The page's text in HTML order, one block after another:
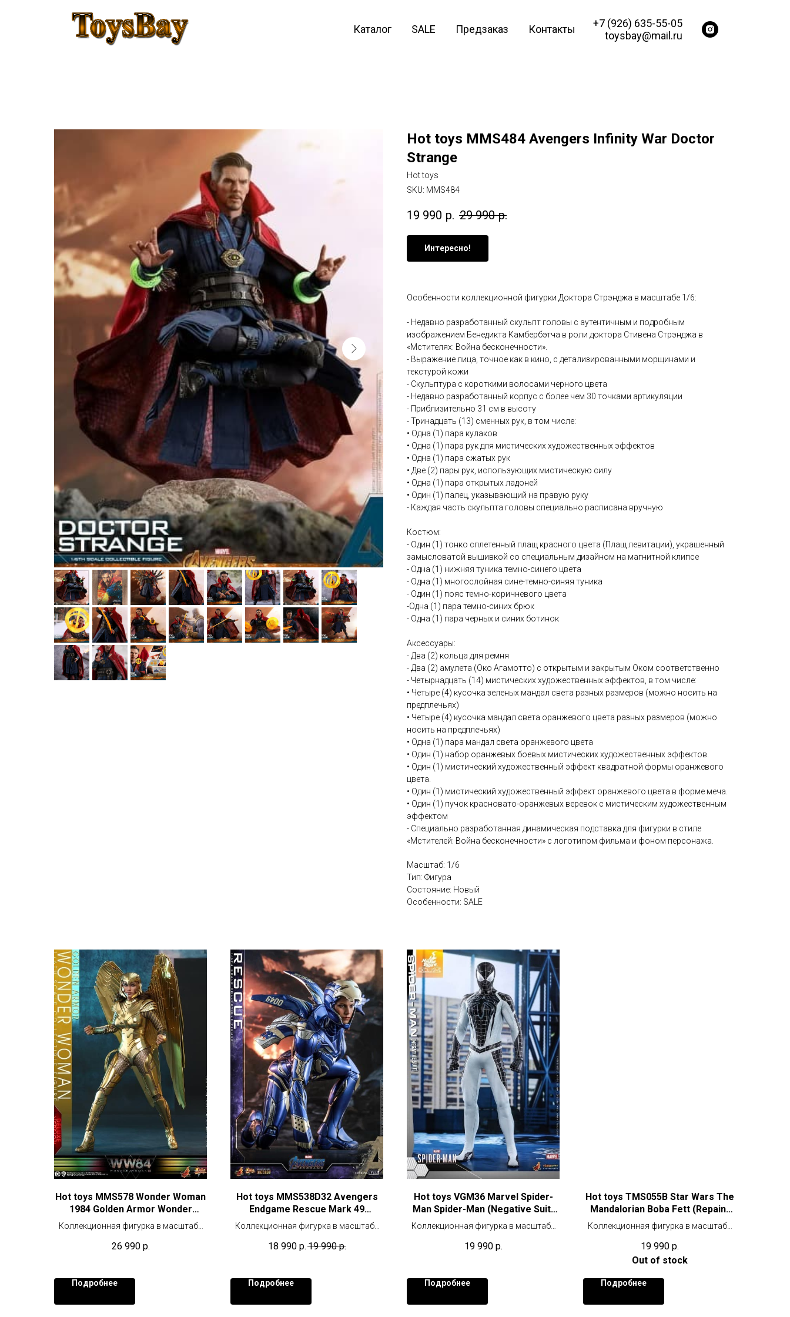
Каталог SALE Предзаказ Контакты
+7 (926) 635-55-05
toysbay@mail.ru
Hot toys MMS484 Avengers Infinity War Doctor
Strange
Hot toys
SKU: MMS484
19 990 р. 29 990 р.
Интересно!
Особенности коллекционной фигурки Доктора Стрэнджа в масштабе 1/6:
- Недавно разработанный скульпт головы с аутентичным и подробным
изображением Бенедикта Камбербэтча в роли доктора Стивена Стрэнджа в
«Мстителях: Война бесконечности».
- Выражение лица, точное как в кино, с детализированными морщинами и
текстурой кожи
- Скульптура с короткими волосами черного цвета
- Недавно разработанный корпус с более чем 30 точками артикуляции
- Приблизительно 31 см в высоту
- Тринадцать (13) сменных рук, в том числе:
• Одна (1) пара кулаков
• Одна (1) пара рук для мистических художественных эффектов
• Одна (1) пара сжатых рук
• Две (2) пары рук, использующих мистическую силу
• Одна (1) пара открытых ладоней
• Один (1) палец, указывающий на правую руку
- Каждая часть скульпта головы специально расписана вручную
Костюм:
- Один (1) тонко сплетенный плащ красного цвета (Плащ левитации), украшенный
замысловатой вышивкой со специальным дизайном на магнитной клипсе
- Одна (1) нижняя туника темно-синего цвета
- Одна (1) многослойная сине-темно-синяя туника
- Один (1) пояс темно-коричневого цвета
-Одна (1) пара темно-синих брюк
- Одна (1) пара черных и синих ботинок
Аксессуары:
- Два (2) кольца для ремня
- Два (2) амулета (Око Агамотто) с открытым и закрытым Оком соответственно
- Четырнадцать (14) мистических художественных эффектов, в том числе:
• Четыре (4) кусочка зеленых мандал света разных размеров (можно носить на
предплечьях)
• Четыре (4) кусочка мандал света оранжевого цвета разных размеров (можно
носить на предплечьях)
• Одна (1) пара мандал света оранжевого цвета
• Один (1) набор оранжевых боевых мистических художественных эффектов.
• Один (1) мистический художественный эффект квадратной формы оранжевого
цвета.
• Один (1) мистический художественный эффект оранжевого цвета в форме меча.
• Один (1) пучок красновато-оранжевых веревок с мистическим художественным
эффектом
- Специально разработанная динамическая подставка для фигурки в стиле
«Мстителей: Война бесконечности» с логотипом фильма и фоном персонажа.
Масштаб: 1/6
Тип: Фигура
Состояние: Новый
Особенности: SALE
Hot toys MMS578 Wonder Woman
1984 Golden Armor Wonder
Woman (Deluxe Version)
Коллекционная фигурка в масштабе
26 990 р.
Подробнее
Hot toys MMS538D32 Avengers
Endgame Rescue Mark 49
(Pepper Potts) Diecast
Коллекционная фигурка в масштабе
18 990 р.19 990 р.
Подробнее
Hot toys VGM36 Marvel Spider-
Man Spider-Man (Negative Suit)
Exclusive
Коллекционная фигурка в масштабе
19 990 р.
Подробнее
Hot toys TMS055B Star Wars The
Mandalorian Boba Fett (Repaint
Armor) Special Edition
Коллекционная фигурка в масштабе
доп. аксессуарами.
19 990 р.
Out of stock
Подробнее